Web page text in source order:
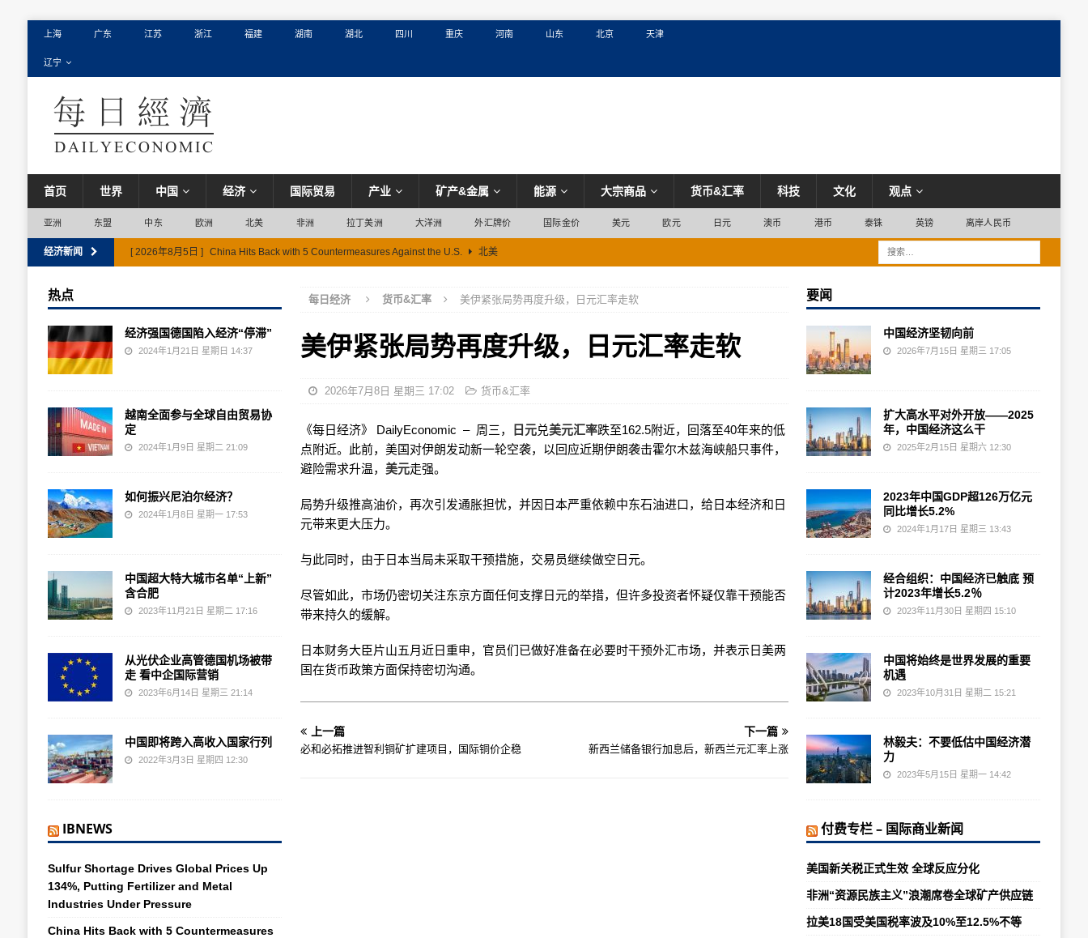
上海 广东 江苏 浙江 福建 湖南 湖北 四川 重庆 河南 山东 北京 天津
辽宁
首页 世界 中国 经济 国际贸易 产业 矿产&金属 能源 大宗商品 货币&汇率 科技 文化 观点
亚洲 东盟 中东 欧洲 北美 非洲 拉丁美洲 大洋洲 外汇牌价 国际金价 美元 欧元 日元 澳币 港币 泰铢 英镑 离岸人民币
经济新闻 [ 2026年8月5日 ] China Hits Back with 5 Countermeasures Against the U.S. 北美
每日经济 货币&汇率 美伊紧张局势再度升级，日元汇率走软
美伊紧张局势再度升级，日元汇率走软
2026年7月8日 星期三 17:02 货币&汇率
《每日经济》 DailyEconomic – 周三， 日元兑美元汇率跌至162.5附近，回落至40年来的低
点附近。此前，美国对伊朗发动新一轮空袭，以回应近期伊朗袭击霍尔木兹海峡船只事件，
避险需求升温，美元走强。
局势升级推高油价，再次引发通胀担忧，并因日本严重依赖中东石油进口，给日本经济和日
元带来更大压力。
与此同时，由于日本当局未采取干预措施，交易员继续做空日元。
尽管如此，市场仍密切关注东京方面任何支撑日元的举措，但许多投资者怀疑仅靠干预能否
带来持久的缓解。
日本财务大臣片山五月近日重申，官员们已做好准备在必要时干预外汇市场，并表示日美两
国在货币政策方面保持密切沟通。
上一篇
必和必拓推进智利铜矿扩建项目，国际铜价企稳
下一篇
新西兰储备银行加息后，新西兰元汇率上涨
热点
经济强国德国陷入经济“停滞”
2024年1月21日 星期日 14:37
越南全面参与全球自由贸易协
定
2024年1月9日 星期二 21:09
如何振兴尼泊尔经济？
2024年1月8日 星期一 17:53
中国超大特大城市名单“上新”
含合肥
2023年11月21日 星期二 17:16
从光伏企业高管德国机场被带
走 看中企国际营销
2023年6月14日 星期三 21:14
中国即将跨入高收入国家行列
2022年3月3日 星期四 12:30
IBNEWS
Sulfur Shortage Drives Global Prices Up
134%, Putting Fertilizer and Metal
Industries Under Pressure
China Hits Back with 5 Countermeasures
要闻
中国经济坚韧向前
2026年7月15日 星期三 17:05
扩大高水平对外开放——2025
年，中国经济这么干
2025年2月15日 星期六 12:30
2023年中国GDP超126万亿元
同比增长5.2%
2024年1月17日 星期三 13:43
经合组织：中国经济已触底 预
计2023年增长5.2％
2023年11月30日 星期四 15:10
中国将始终是世界发展的重要
机遇
2023年10月31日 星期二 15:21
林毅夫：不要低估中国经济潜
力
2023年5月15日 星期一 14:42
付费专栏 – 国际商业新闻
美国新关税正式生效 全球反应分化
非洲“资源民族主义”浪潮席卷全球矿产供应链
拉美18国受美国税率波及10%至12.5%不等